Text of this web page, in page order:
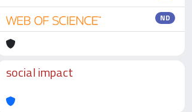
ND
social impact